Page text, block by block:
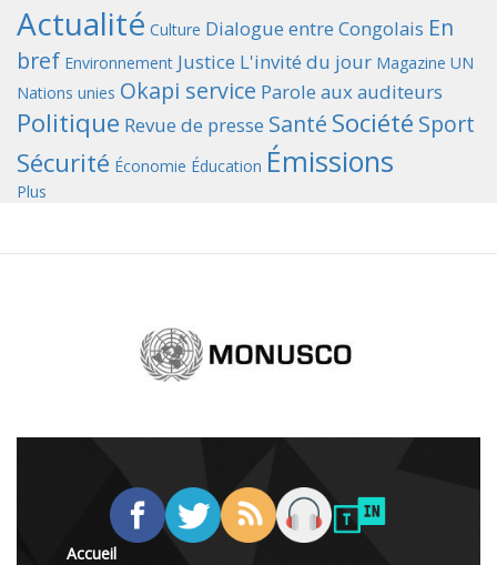
Actualité Culture Dialogue entre Congolais En
bref Environnement Justice L'invité du jour Magazine UN
Nations unies Okapi service Parole aux auditeurs
Politique Revue de presse Santé Société Sport
Sécurité Économie Éducation Émissions
Plus
Accueil